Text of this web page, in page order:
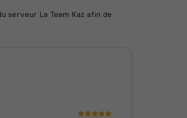
serveur La Team Kaz afin de